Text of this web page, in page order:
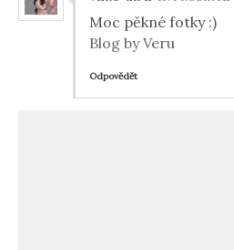
Moc pěkné fotky :)
Blog by Veru
Odpovědět